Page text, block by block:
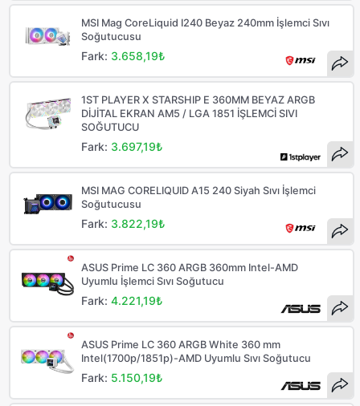
MSI Mag CoreLiquid I240 Beyaz 240mm İşlemci Sıvı
Soğutucusu
Fark: 3.658,19₺
1ST PLAYER X STARSHIP E 360MM BEYAZ ARGB
DİJİTAL EKRAN AM5 / LGA 1851 İŞLEMCİ SIVI
SOĞUTUCU
Fark: 3.697,19₺
MSI MAG CORELIQUID A15 240 Siyah Sıvı İşlemci
Soğutucusu
Fark: 3.822,19₺
ASUS Prime LC 360 ARGB 360mm Intel-AMD
Uyumlu İşlemci Sıvı Soğutucu
Fark:4.221,19₺
ASUS Prime LC 360 ARGB White 360 mm
Intel(1700p/1851p)-AMD Uyumlu Sıvı Soğutucu
Fark: 5.150,19₺